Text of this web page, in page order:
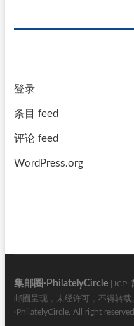
登录
条目 feed
评论 feed
WordPress.org
集邮圈·PhilatelyCircle| ICP:
邮圈呈现，未经许可，不得转
·PhilatelyCircle. All right reserved